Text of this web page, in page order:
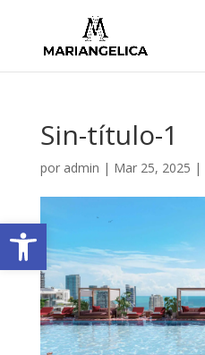
Abrir barra de herramientas
Sin-título-1
por admin | Mar 25, 2025 |